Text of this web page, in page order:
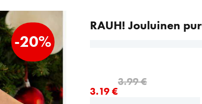
RAUH! Jouluinen
-20%
3.19 €
nykyinen hinta 3.19 €
3.99 €
alkuperäinen hinta 3.99 €